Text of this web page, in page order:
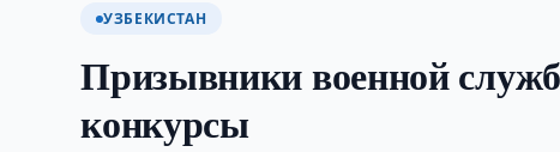
УЗБЕКИСТАН
Призывники военной
конкурсы